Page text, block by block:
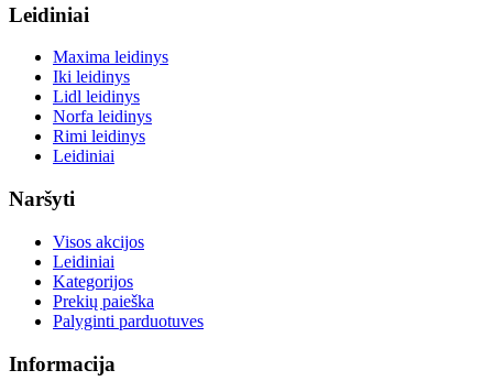
Leidiniai
Maxima leidinys
Iki leidinys
Lidl leidinys
Norfa leidinys
Rimi leidinys
Leidiniai
Naršyti
Visos akcijos
Leidiniai
Kategorijos
Prekių paieška
Palyginti parduotuves
Informacija